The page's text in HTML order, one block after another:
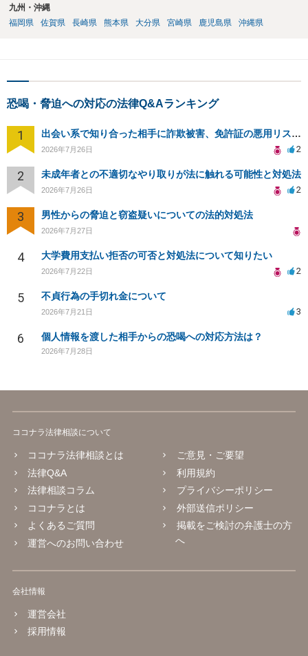
九州・沖縄
福岡県
佐賀県 長崎県 熊本県 大分県 宮崎県 鹿児島県 沖縄県
恐喝・脅迫への対応の法律Q&Aランキング
1 出会い系で知り合った相手に詐欺被害、免許証の悪用リスクと対策。
2026年7月26日 2
2 未成年者との不適切なやり取りが法に触れる可能性と対処法
2026年7月26日 2
3 男性からの脅迫と窃盗疑いについての法的対処法
2026年7月27日
4 大学費用支払い拒否の可否と対処法について知りたい
2026年7月22日 2
5 不貞行為の手切れ金について
2026年7月21日 3
6 個人情報を渡した相手からの恐喝への対応方法は？
2026年7月28日
ココナラ法律相談について
ココナラ法律相談とは
法律Q&A
法律相談コラム
ココナラとは
よくあるご質問
運営へのお問い合わせ
ご意見・ご要望
利用規約
プライバシーポリシー
外部送信ポリシー
掲載をご検討の弁護士の方
へ
会社情報
運営会社
採用情報